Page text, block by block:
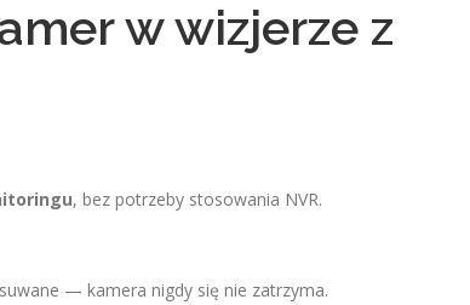
w wizjerze z
, bez potrzeby stosowania NVR.
— kamera nigdy się nie zatrzyma.